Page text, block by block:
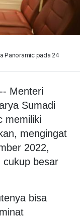
Panoramic pada 24
Menteri
Sumadi
memiliki
mengingat
2022,
cukup besar
bisa